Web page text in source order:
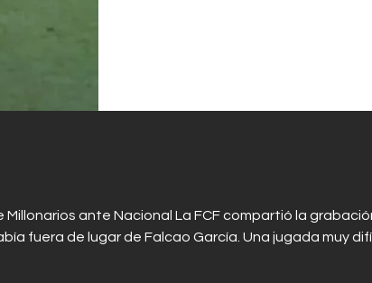
ante Nacional La FCF compartió la
fuera de lugar de Falcao García. Una jugada muy